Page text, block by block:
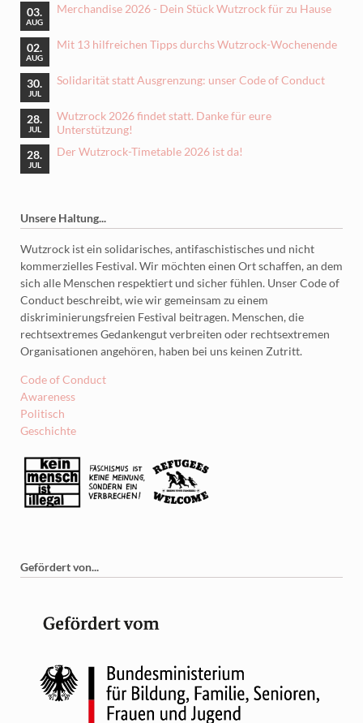
03.
AUG
Merchandise 2026 - Dein Stück Wutzrock für zu Hause
02.
AUG
Mit 13 hilfreichen Tipps durchs Wutzrock-Wochenende
30.
JUL
Solidarität statt Ausgrenzung: unser Code of Conduct
28.
JUL
Wutzrock 2026 findet statt. Danke für eure
Unterstützung!
28.
JUL
Der Wutzrock-Timetable 2026 ist da!
Unsere Haltung...
Wutzrock ist ein solidarisches, antifaschistisches und nicht
kommerzielles Festival. Wir möchten einen Ort schaffen, an dem
sich alle Menschen respektiert und sicher fühlen. Unser Code of
Conduct beschreibt, wie wir gemeinsam zu einem
diskriminierungsfreien Festival beitragen. Menschen, die
rechtsextremes Gedankengut verbreiten oder rechtsextremen
Organisationen angehören, haben bei uns keinen Zutritt.
Code of Conduct
Awareness
Politisch
Geschichte
Gefördert von...